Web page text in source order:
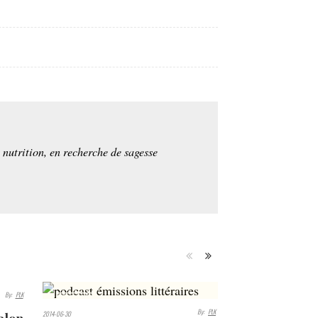
en recherche de sagesse
By: PLK
2014-06-30 By: PLK